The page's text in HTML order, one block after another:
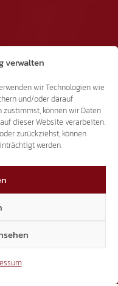
verwalten
wir Technologien wie
und/oder darauf
zustimmst, können wir Daten
dieser Website verarbeiten.
zurückziehst, können
werden.
Bozen
bis 17.00 Uhr